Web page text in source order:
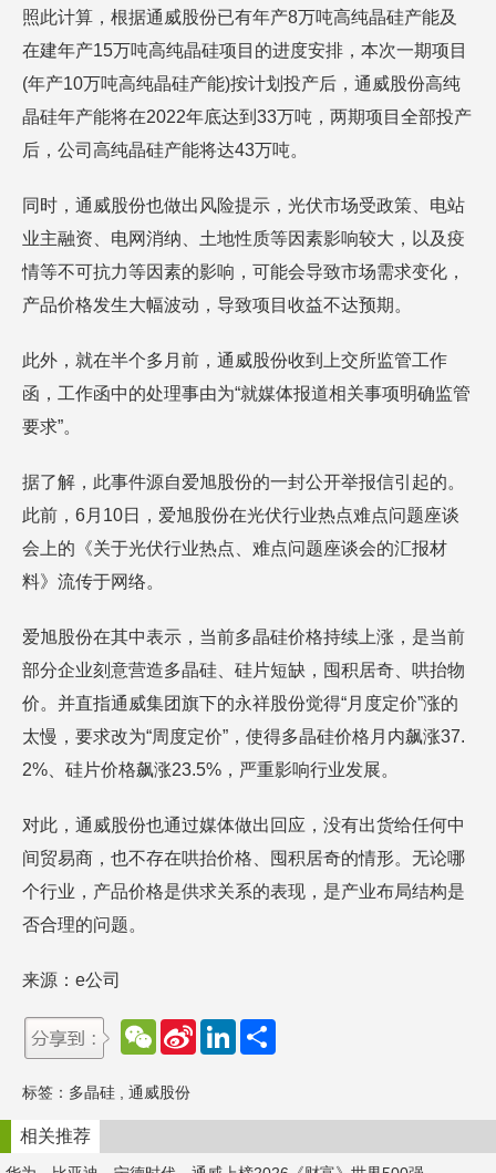
照此计算，根据通威股份已有年产8万吨高纯晶硅产能及
在建年产15万吨高纯晶硅项目的进度安排，本次一期项目
(年产10万吨高纯晶硅产能)按计划投产后，通威股份高纯
晶硅年产能将在2022年底达到33万吨，两期项目全部投产
后，公司高纯晶硅产能将达43万吨。
同时，通威股份也做出风险提示，光伏市场受政策、电站
业主融资、电网消纳、土地性质等因素影响较大，以及疫
情等不可抗力等因素的影响，可能会导致市场需求变化，
产品价格发生大幅波动，导致项目收益不达预期。
此外，就在半个多月前，通威股份收到上交所监管工作
函，工作函中的处理事由为“就媒体报道相关事项明确监管
要求”。
据了解，此事件源自爱旭股份的一封公开举报信引起的。
此前，6月10日，爱旭股份在光伏行业热点难点问题座谈
会上的《关于光伏行业热点、难点问题座谈会的汇报材
料》流传于网络。
爱旭股份在其中表示，当前多晶硅价格持续上涨，是当前
部分企业刻意营造多晶硅、硅片短缺，囤积居奇、哄抬物
价。并直指通威集团旗下的永祥股份觉得“月度定价”涨的
太慢，要求改为“周度定价”，使得多晶硅价格月内飙涨37.
2%、硅片价格飙涨23.5%，严重影响行业发展。
对此，通威股份也通过媒体做出回应，没有出货给任何中
间贸易商，也不存在哄抬价格、囤积居奇的情形。无论哪
个行业，产品价格是供求关系的表现，是产业布局结构是
否合理的问题。
来源：e公司
W
e
a
t
S
e
b
L
d
n
标签： 多晶硅 通威股份
相关推荐